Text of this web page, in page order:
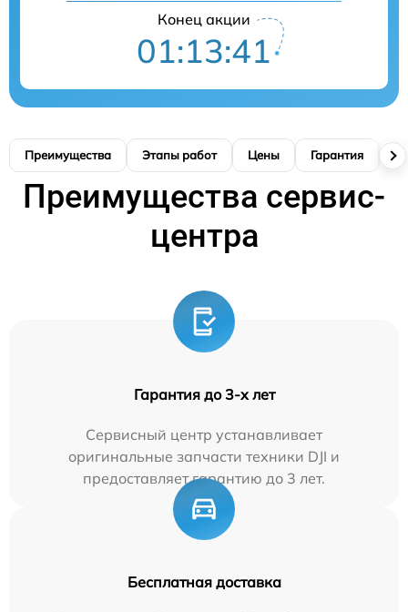
Конец акции
01:13:41
Преимущества Этапы работ Цены Гарантия
Преимущества сервис-
центра
Гарантия до 3-х лет
Сервисный центр устанавливает
оригинальные запчасти техники DJI и
предоставляет гарантию до 3 лет.
Бесплатная доставка